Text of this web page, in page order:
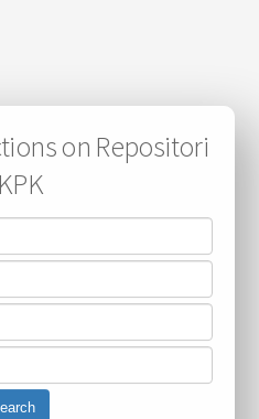
on Repositori